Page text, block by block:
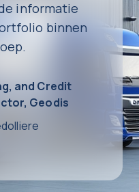
informatie
binnen
and Credit
Geodis